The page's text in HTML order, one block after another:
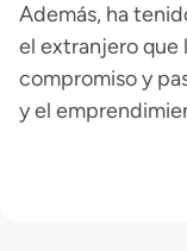
Además, ha
el extranjero que
compromiso y
y el